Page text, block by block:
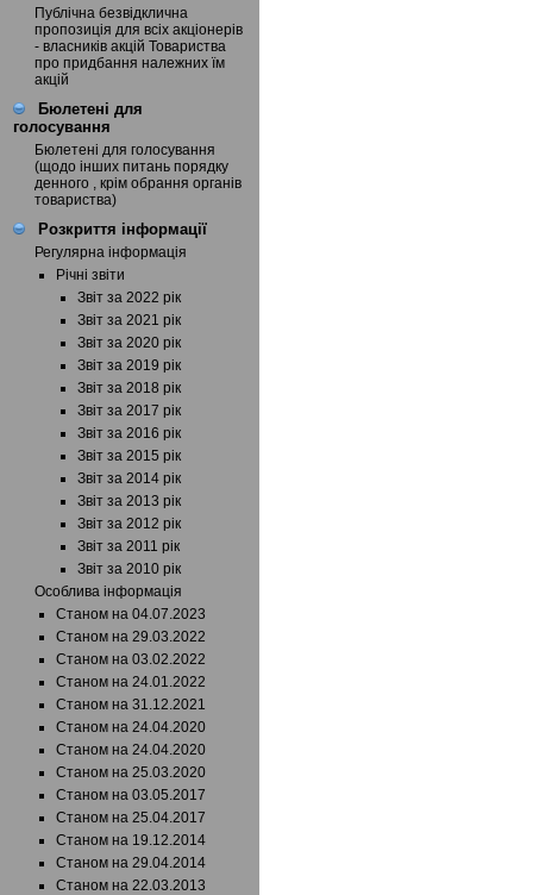
Публічна безвідклична
пропозиція для всіх акціонерів
- власників акцій Товариства
про придбання належних їм
акцій
Бюлетені для
голосування
Бюлетені для голосування
(щодо інших питань порядку
денного , крім обрання органів
товариства)
Розкриття інформації
Регулярна інформація
Річні звіти
Звіт за 2022 рік
Звіт за 2021 рік
Звіт за 2020 рік
Звіт за 2019 рік
Звіт за 2018 рік
Звіт за 2017 рік
Звіт за 2016 рік
Звіт за 2015 рік
Звіт за 2014 рік
Звіт за 2013 рік
Звіт за 2012 рік
Звіт за 2011 рік
Звіт за 2010 рік
Особлива інформація
Станом на 04.07.2023
Станом на 29.03.2022
Станом на 03.02.2022
Станом на 24.01.2022
Станом на 31.12.2021
Станом на 24.04.2020
Станом на 24.04.2020
Станом на 25.03.2020
Станом на 03.05.2017
Станом на 25.04.2017
Станом на 19.12.2014
Станом на 29.04.2014
Станом на 22.03.2013